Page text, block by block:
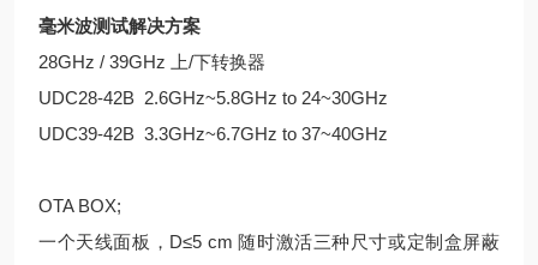
毫米波测试解决方案
28GHz / 39GHz 上/下转换器
UDC28-42B 2.6GHz~5.8GHz to 24~30GHz
UDC39-42B 3.3GHz~6.7GHz to 37~40GHz
OTA BOX;
一个天线面板，D≤5 cm 随时激活三种尺寸或定制盒屏蔽